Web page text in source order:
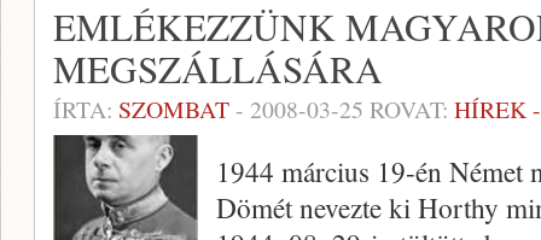
EMLÉKEZZÜNK
MEGSZÁLLÁSÁRA
ÍRTA: SZOMBAT- 2008-03-25 ROVAT: HÍREK
1944 március 19-én Német
Dömét nevezte ki Horthy